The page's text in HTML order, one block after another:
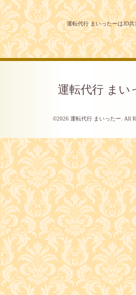
運転代行 まいったーはJD共
運転代行 まい
©2026 運転代行 まいったー . All